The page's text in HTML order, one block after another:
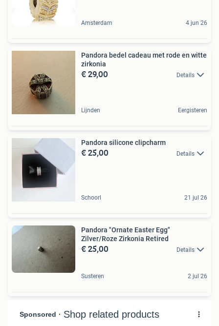
Amsterdam 4 jun 26
Pandora bedel cadeau met rode en witte
zirkonia
€ 29,00 Details
Lijnden Eergisteren
Pandora silicone clipcharm
€ 25,00 Details
Schoorl 21 jul 26
Pandora "Ornate Easter Egg"
Zilver/Roze Zirkonia Retired
€ 25,00 Details
Susteren 2 jul 26